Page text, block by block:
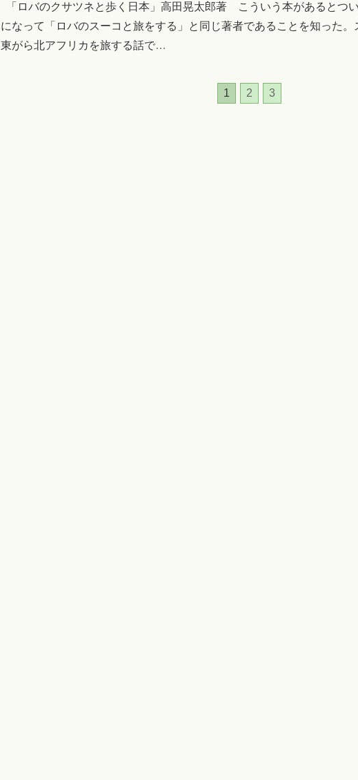
「ロバのクサツネと歩く日本」高田晃太郎著 こういう本があるとつ
になって「ロバのスーコと旅をする」と同じ著者であることを知った
東がら北アフリカを旅する話で…
1 2 3